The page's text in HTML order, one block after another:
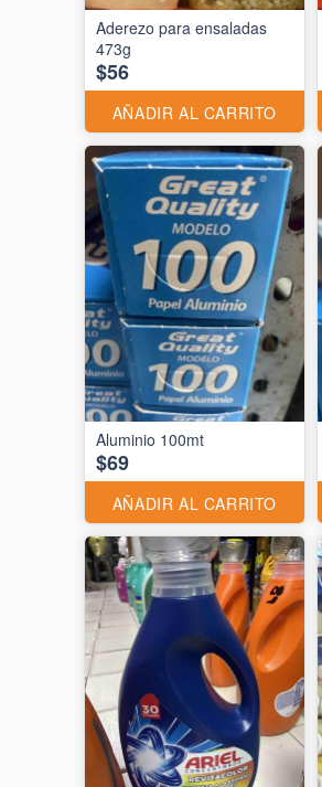
Aderezo para ensaladas
473g
$56
AÑADIR AL CARRITO
$69
AÑADIR AL CARRITO